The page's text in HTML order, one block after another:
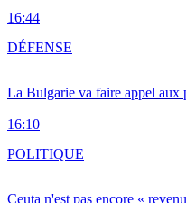
16:44
La Bulgarie va faire appel aux
16:10
DÉFENSE
Ceuta n'est pas encore «
POLITIQUE